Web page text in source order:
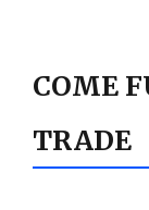
COME
TRADE